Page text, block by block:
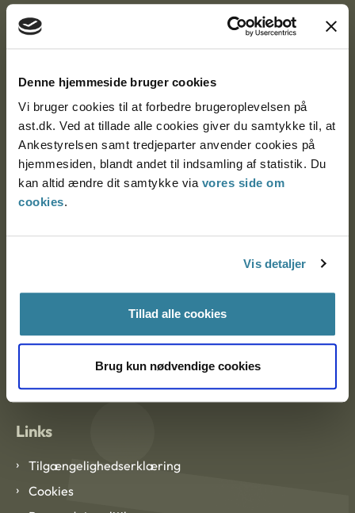
Denne hjemmeside bruger cookies
Vi bruger cookies til at forbedre brugeroplevelsen på
ast.dk. Ved at tillade alle cookies giver du samtykke til, at
Ankestyrelsen samt tredjeparter anvender cookies på
hjemmesiden, blandt andet til indsamling af statistik. Du
kan altid ændre dit samtykke via vores side om
cookies.
Vis detaljer
Tillad alle cookies
Brug kun nødvendige cookies
Postadresse:
Nytorv 7, 2. sal
Ankestyrelsen Aalborg
Ankestyrelsen København
EAN: 57 98 000 35 48 21
Om Ankestyrelsen
Links
Tilgængelighedserklæring
Cookies